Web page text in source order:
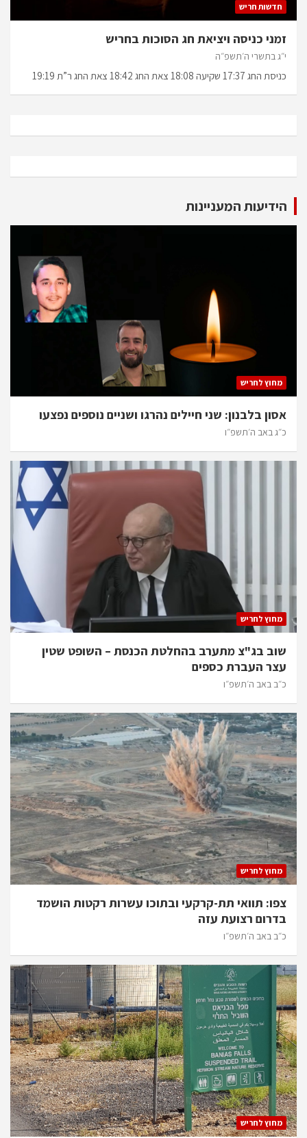
חדשות חריש
זמני כניסה ויציאת חג הסוכות בחריש
י״ג בתשרי ה׳תשפ״ה
כניסת החג 17:37 שקיעה 18:08 צאת החג 18:42 צאת החג ר”ת 19:19
הידיעות המעניינות
מחוץ לחריש
אסון בלבנון: שני חיילים נהרגו ושניים נוספים נפצעו
כ״ג באב ה׳תשפ״ו
מחוץ לחריש
שוב בג"צ מתערב בהחלטת הכנסת – השופט שטין
עצר העברת כספים
כ״ב באב ה׳תשפ״ו
מחוץ לחריש
צפו: תוואי תת-קרקעי ובתוכו עשרות רקטות הושמד
בדרום רצועת עזה
כ״ב באב ה׳תשפ״ו
מחוץ לחריש